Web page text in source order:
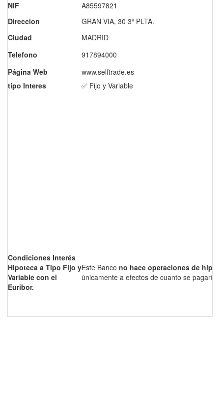
NIF
A85597821
Direccion
GRAN VIA, 30 3º PLTA.
Ciudad
MADRID
Telefono
917894000
Página Web
www.selftrade.es
tipo Interes
✅ Fijo y Variable
Condiciones Interés
Hipoteca a Tipo Fijo y
Variable con el
Euribor.
Este Banco no hace operaciones de
únicamente a efectos de cuanto se